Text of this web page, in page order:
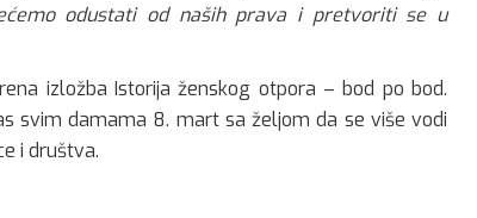
odustati od naših prava i pretvoriti se u
izložba Istorija ženskog otpora – bod po bod.
svim damama 8. mart sa željom da se više vodi
i društva.